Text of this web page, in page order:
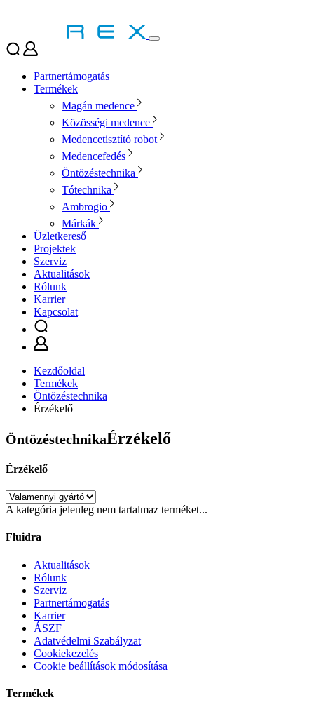
Partnertámogatás
Termékek
Magán medence
Közösségi medence
Medencetisztító robot
Medencefedés
Öntözéstechnika
Tótechnika
Ambrogio
Márkák
Üzletkereső
Projektek
Szerviz
Aktualitások
Rólunk
Karrier
Kapcsolat
Kezdőoldal
Termékek
Öntözéstechnika
Érzékelő
ÖntözéstechnikaÉrzékelő
Érzékelő
A kategória jelenleg nem tartalmaz terméket...
Fluidra
Aktualitások
Rólunk
Szerviz
Partnertámogatás
Karrier
ÁSZF
Adatvédelmi Szabályzat
Cookiekezelés
Cookie beállítások módosítása
Termékek